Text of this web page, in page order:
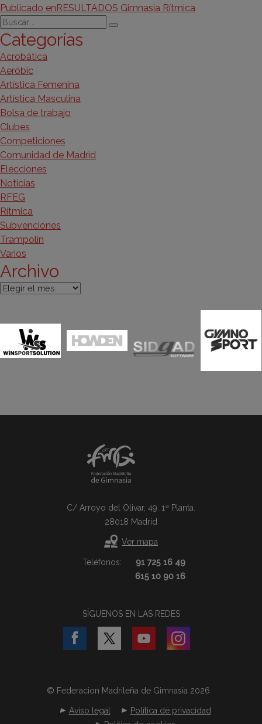
el
completo
Navegación
de
entradas
Publicado enRESULTADOS Gimnasia Rítmica
Buscar
por:
Buscar
Categorías
Acrobática
Aeróbic
Artística Femenina
Artística Masculina
Bolsa de trabajo
Clubes
Competiciones
Comunidad de Madrid
Elecciones
Noticias
RFEG
Rítmica
Subvenciones
Trampolín
Varios
Archivo
Archivo
C/ Arroyo del Olivar, 49. 1ª Planta.
28018 Madrid
Ver mapa
Teléfonos:
91 725 16 49
615 10 90 16
SÍGUENOS EN LAS REDES
© Federacion Madrileña de Gimnasia 2026
Aviso legal
Política de privacidad